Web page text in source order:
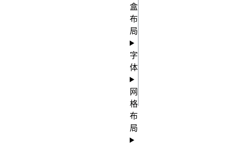
盒
布
局
字
体
网
格
布
局